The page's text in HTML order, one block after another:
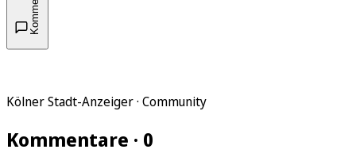
Kölner Stadt-Anzeiger · Community
Kommentare · 0